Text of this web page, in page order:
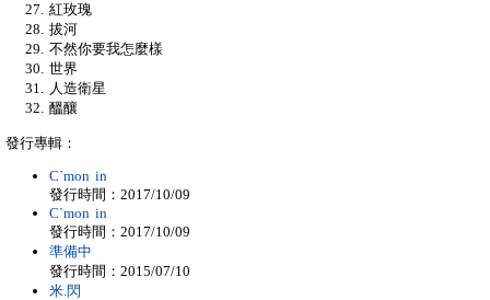
紅玫瑰
拔河
不然你要我怎麼樣
世界
人造衛星
醞釀
發行專輯：
C`mon in
發行時間：2017/10/09
C`mon in
發行時間：2017/10/09
準備中
發行時間：2015/07/10
米.閃